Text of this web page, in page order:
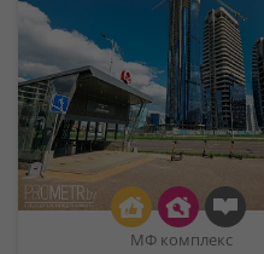
МФ комплекс